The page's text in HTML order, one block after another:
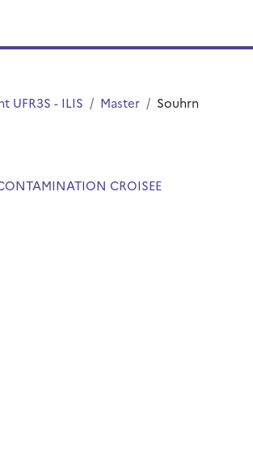
UFR3S - ILIS Master Souhrn
CROISEE